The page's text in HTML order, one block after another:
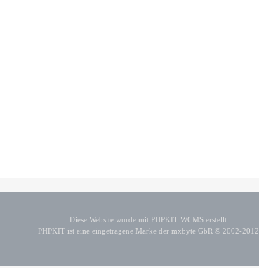
Diese Website wurde mit PHPKIT WCMS erstellt
PHPKIT ist eine eingetragene Marke der mxbyte GbR © 2002-2012